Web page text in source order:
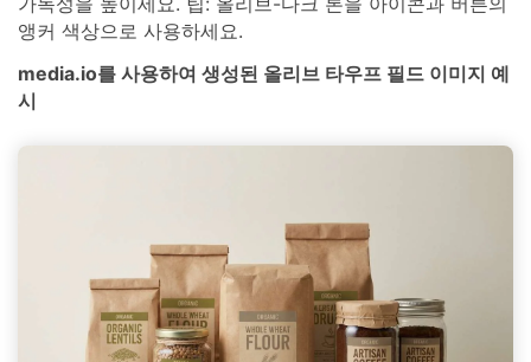
앵커 색상으로 사용하세요.
media.io를 사용하여 생성된 올리브 타우프 필드 이미지 예
시